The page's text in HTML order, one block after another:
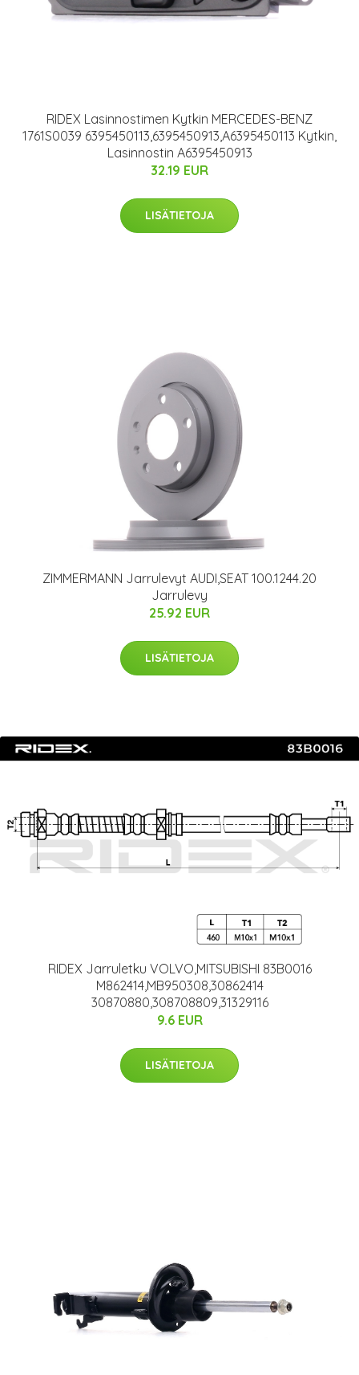
RIDEX Lasinnostimen Kytkin MERCEDES-BENZ
1761S0039 6395450113,6395450913,A6395450113 Kytkin,
Lasinnostin A6395450913
32.19 EUR
LISÄTIETOJA
ZIMMERMANN Jarrulevyt AUDI,SEAT 100.1244.20
Jarrulevy
25.92 EUR
LISÄTIETOJA
RIDEX Jarruletku VOLVO,MITSUBISHI 83B0016
M862414,MB950308,30862414
30870880,308708809,31329116
9.6 EUR
LISÄTIETOJA